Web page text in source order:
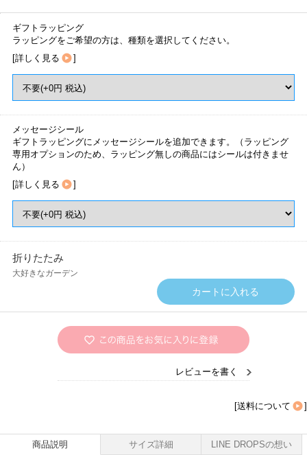
ギフトラッピング
ラッピングをご希望の方は、種類を選択してください。
[詳しく見る ]
メッセージシール
ギフトラッピングにメッセージシールを追加できます。（ラッピング
専用オプションのため、ラッピング無しの商品にはシールは付きませ
ん）
[詳しく見る ]
折りたたみ
大好きなガーデン
レビューを書く
[送料について ]
商品説明 サイズ詳細 LINE DROPSの想い